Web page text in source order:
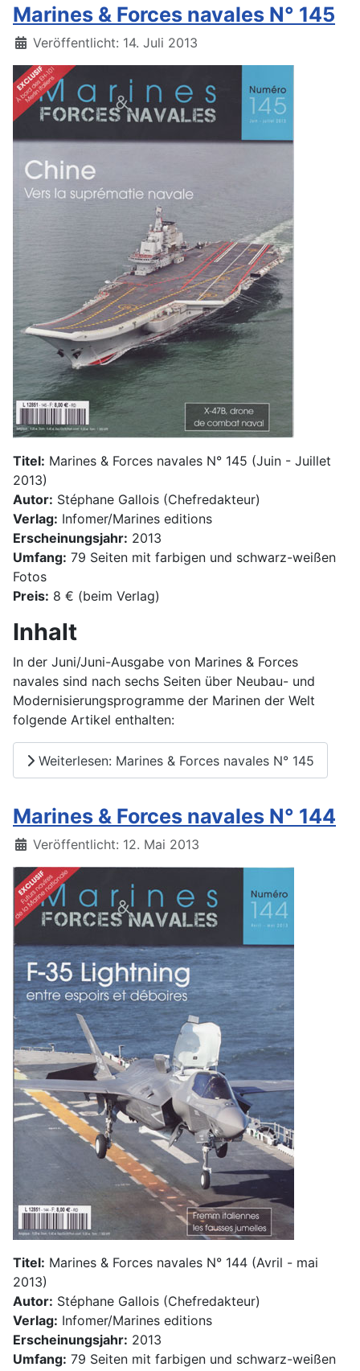
Marines & Forces navales N° 145
Details
Veröffentlicht: 14. Juli 2013
Titel: Marines & Forces navales N° 145 (Juin - Juillet
2013)
Autor: Stéphane Gallois (Chefredakteur)
Verlag: Infomer/Marines editions
Erscheinungsjahr: 2013
Umfang: 79 Seiten mit farbigen und schwarz-weißen
Fotos
Preis: 8 € (beim Verlag)
Inhalt
In der Juni/Juni-Ausgabe von Marines & Forces
navales sind nach sechs Seiten über Neubau- und
Modernisierungsprogramme der Marinen der Welt
folgende Artikel enthalten:
Weiterlesen: Marines & Forces navales N° 145
Marines & Forces navales N° 144
Details
Veröffentlicht: 12. Mai 2013
Titel: Marines & Forces navales N° 144 (Avril - mai
2013)
Autor: Stéphane Gallois (Chefredakteur)
Verlag: Infomer/Marines editions
Erscheinungsjahr: 2013
Umfang: 79 Seiten mit farbigen und schwarz-weißen